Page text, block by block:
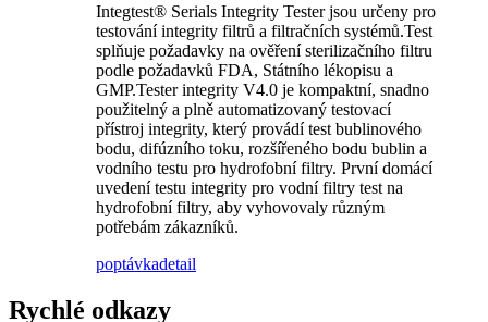
Integtest® Serials Integrity Tester jsou určeny pro
testování integrity filtrů a filtračních systémů.Test
splňuje požadavky na ověření sterilizačního filtru
podle požadavků FDA, Státního lékopisu a
GMP.Tester integrity V4.0 je kompaktní, snadno
použitelný a plně automatizovaný testovací
přístroj integrity, který provádí test bublinového
bodu, difúzního toku, rozšířeného bodu bublin a
vodního testu pro hydrofobní filtry. První domácí
uvedení testu integrity pro vodní filtry test na
hydrofobní filtry, aby vyhovovaly různým
potřebám zákazníků.
poptávkadetail
Rychlé odkazy